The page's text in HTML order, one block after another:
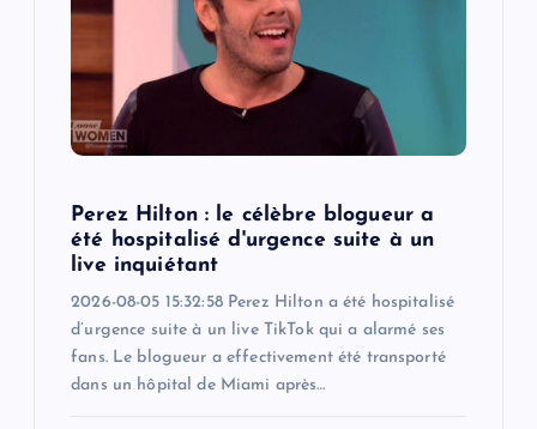
Perez Hilton : le célèbre blogueur a
été hospitalisé d'urgence suite à un
live inquiétant
2026-08-05 15:32:58 Perez Hilton a été hospitalisé
d’urgence suite à un live TikTok qui a alarmé ses
fans. Le blogueur a effectivement été transporté
dans un hôpital de Miami après…